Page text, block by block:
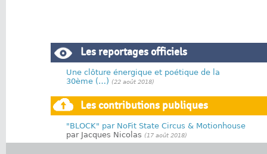
Les reportages officiels
Une clôture énergique et poétique de la
30ème (…) (22 août 2018)
Les contributions publiques
"BLOCK" par NoFit State Circus & Motionhouse
par Jacques Nicolas (17 août 2018)